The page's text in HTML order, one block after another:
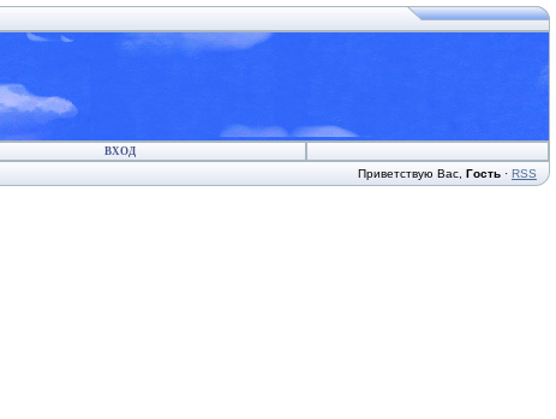
ВХОД
Приветствую Вас Гость · RSS